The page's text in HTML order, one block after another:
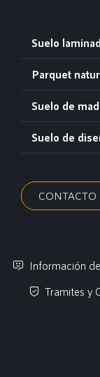
Suelo
Parquet
Suelo de
Suelo de
CONTACTO
Información
Tramites y